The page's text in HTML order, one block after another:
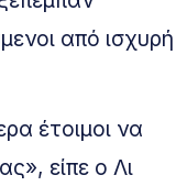
από ισχυρή
έτοιμοι να
είπε ο Λι